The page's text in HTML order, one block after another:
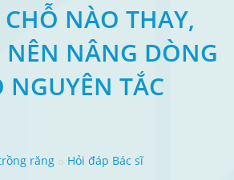
NÀO THAY,
NÂNG DÒNG
NGUYÊN TẮC
răng Hỏi đáp Bác sĩ